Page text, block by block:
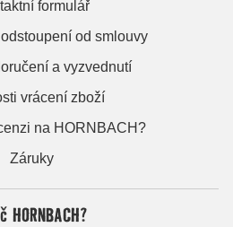
formulář
od smlouvy
a vyzvednutí
vrácení zboží
na HORNBACH?
Záruky
HORNBACH?